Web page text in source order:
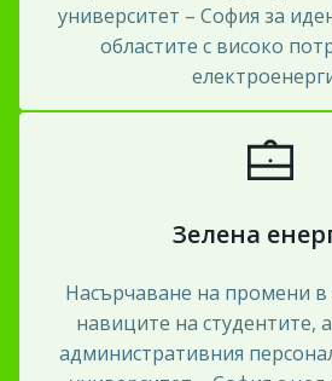
университет – София за
областите с високо
Зелена
Насърчаване на промени
навиците на студентите,
административния